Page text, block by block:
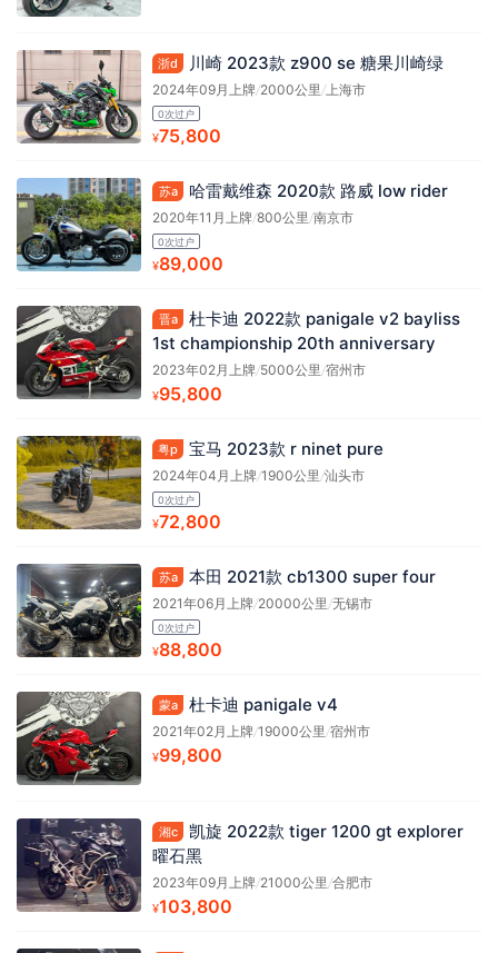
浙d 川崎 2023款 z900 se 糖果川崎绿
2024年09月上牌/2000公里/上海市
0次过户
¥75,800
苏a 哈雷戴维森 2020款 路威 low rider
2020年11月上牌/800公里/南京市
0次过户
¥89,000
晋a
杜卡迪 2022款 panigale v2 bayliss
1st championship 20th anniversary
2023年02月上牌/5000公里/宿州市
¥95,800
粤p 宝马 2023款 r ninet pure
2024年04月上牌/1900公里/汕头市
0次过户
¥72,800
苏a 本田 2021款 cb1300 super four
2021年06月上牌/20000公里/无锡市
0次过户
¥88,800
蒙a 杜卡迪 panigale v4
2021年02月上牌/19000公里 /宿州市
¥99,800
湘c
凯旋 2022款 tiger 1200 gt explorer
曜石黑
2023年09月上牌/21000公里 /合肥市
¥103,800